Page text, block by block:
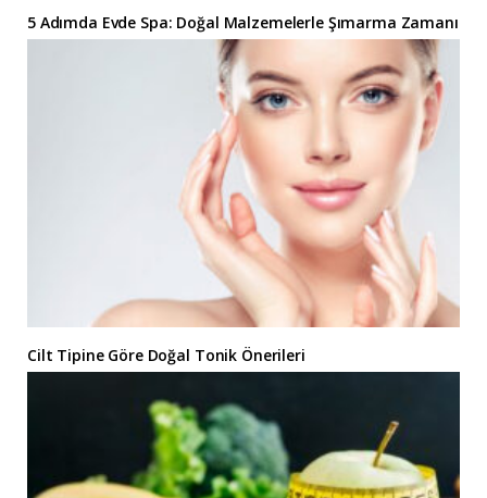
5 Adımda Evde Spa: Doğal Malzemelerle Şımarma Zamanı
Cilt Tipine Göre Doğal Tonik Önerileri